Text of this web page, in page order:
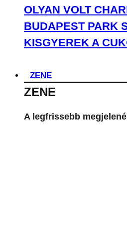
OLYAN VOLT
BUDAPEST PARK
KISGYEREK A
ZENE
ZENE
A legfrissebb